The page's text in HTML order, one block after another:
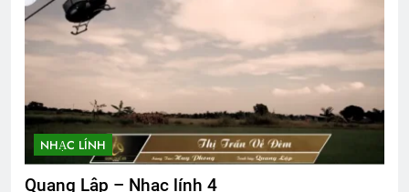
NHẠC LÍNH
Quang Lập – Nhạc lính 4